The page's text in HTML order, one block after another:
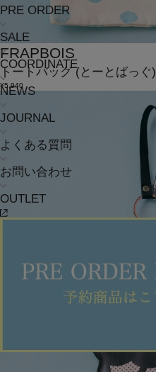
PRE ORDER
SALE
COORDINATE
NEWS
JOURNAL
よくある質問
お問い合わせ
OUTLET
FRAPBOIS
トートバッグ(とーとばっぐ)
¥5,940